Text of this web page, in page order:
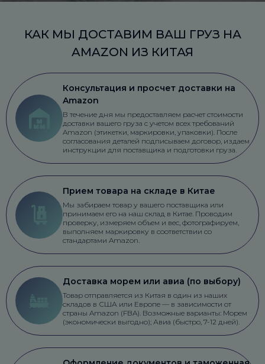
КАК МЫ ДОСТАВИМ ВАШ ГРУЗ НА
AMAZON ИЗ КИТАЯ
Консультация и просчет доставки на
Amazon
В течение дня мы предоставляем расчет стоимости
доставки вашего груза с учетом всех требований
Amazon (этикетки, маркировки, упаковки). После
согласования деталей подписываем договор, издаем
инструкции для поставщика и подготовки груза.
Прием товара на складе в Китае
Мы забираем товар у вашего поставщика или
принимаем его на наш склад в Китае. Проводим
проверку, измеряем объем и вес, фотографируем,
выполняем маркировку в соответствии со
стандартами Amazon.
Доставка морем или авиа (по выбору)
Товар отправляется из Китая в один из наших
складов в США или Европе — в зависимости от
страны Amazon (FBA). Возможные варианты: Морем
(экономически выгодно); Авиа (быстро, 7-12 дней).